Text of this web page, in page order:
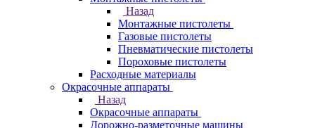
Назад
Монтажные пистолеты
Газовые пистолеты
Пневматические пистолеты
Пороховые пистолеты
Расходные материалы
Окрасочные аппараты
Назад
Окрасочные аппараты
Дорожно-разметочные машины